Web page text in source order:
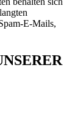
E-Mails,